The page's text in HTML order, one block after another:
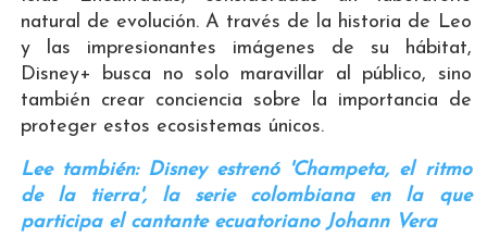
natural de evolución. A través de la historia de Leo
y las impresionantes imágenes de su hábitat,
Disney+ busca no solo maravillar al público, sino
también crear conciencia sobre la importancia de
proteger estos ecosistemas únicos.
Lee también: Disney estrenó 'Champeta, el ritmo
de la tierra', la serie colombiana en la que
participa el cantante ecuatoriano Johann Vera